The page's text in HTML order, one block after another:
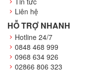
Liên hệ
HỖ TRỢ NHANH
Hotline 24/7
0848 468 999
0968 634 926
02866 806 323